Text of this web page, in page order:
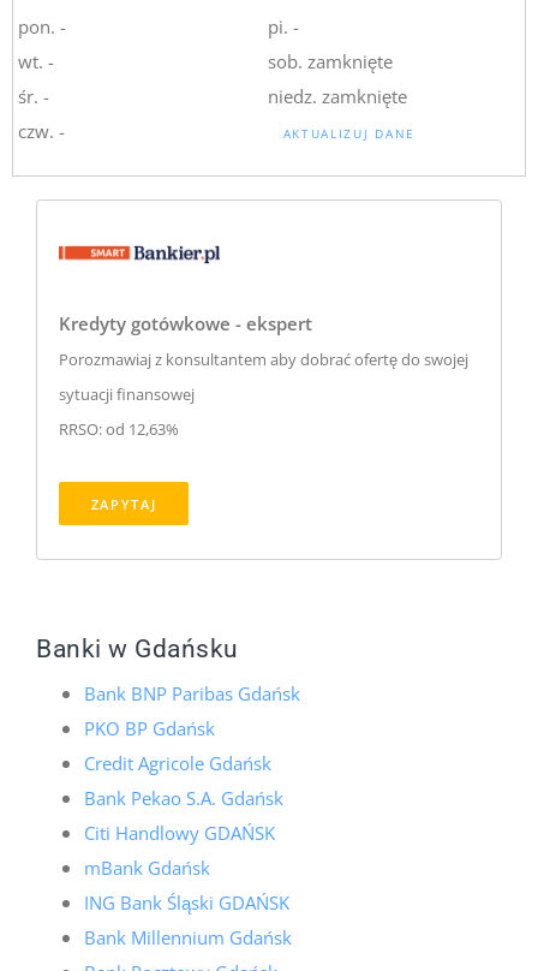
pon. -
wt. -
śr. -
czw. -
pi. -
sob. zamknięte
niedz. zamknięte
AKTUALIZUJ DANE
Kredyty gotówkowe - ekspert
Porozmawiaj z konsultantem aby dobrać ofertę do swojej
sytuacji finansowej
RRSO: od 12,63%
ZAPYTAJ
Banki w Gdańsku
Bank BNP Paribas Gdańsk
PKO BP Gdańsk
Credit Agricole Gdańsk
Bank Pekao S.A. Gdańsk
Citi Handlowy GDAŃSK
mBank Gdańsk
ING Bank Śląski GDAŃSK
Bank Millennium Gdańsk